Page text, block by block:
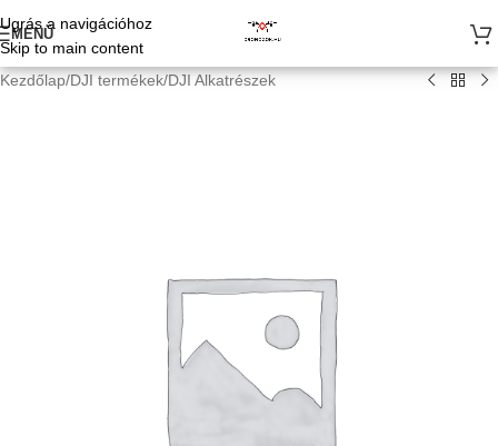
Ugrás a navigációhoz
Skip to main content
MENÜ
Kezdőlap/DJI termékek/DJI Alkatrészek